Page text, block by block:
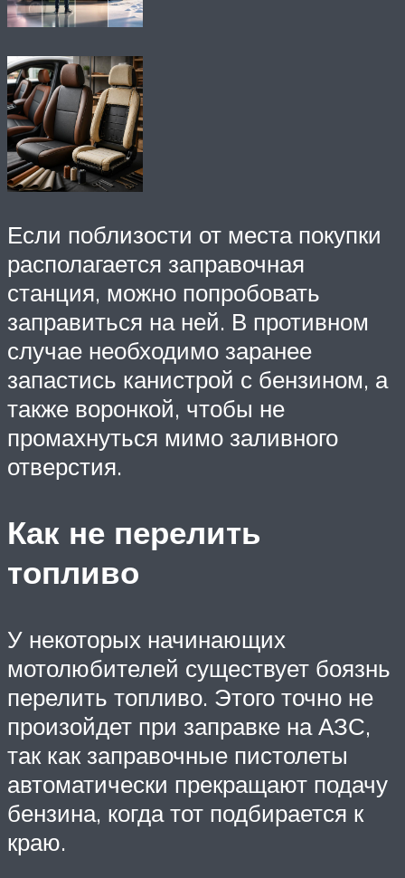
Если поблизости от места покупки
располагается заправочная
станция, можно попробовать
заправиться на ней. В противном
случае необходимо заранее
запастись канистрой с бензином, а
также воронкой, чтобы не
промахнуться мимо заливного
отверстия.
Как не перелить
топливо
У некоторых начинающих
мотолюбителей существует боязнь
перелить топливо. Этого точно не
произойдет при заправке на АЗС,
так как заправочные пистолеты
автоматически прекращают подачу
бензина, когда тот подбирается к
краю.